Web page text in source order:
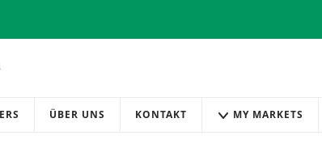
ÜBER UNS KONTAKT MY MARKETS